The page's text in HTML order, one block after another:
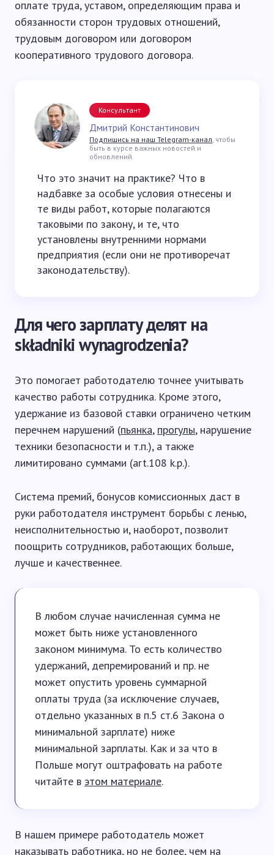
оплате труда, уставом, определяющим права и
обязанности сторон трудовых отношений,
трудовым договором или договором
кооперативного трудового договора.
Консультант
Дмитрий Константинович
Подпишись на наш Telegram-канал, чтобы
быть в курсе важных новостей и
обновлений.
Что это значит на практике? Что в
надбавке за особые условия отнесены и
те виды работ, которые полагаются
таковыми по закону, и те, что
установлены внутренними нормами
предприятия (если они не противоречат
законодательству).
Для чего зарплату делят на
składniki wynagrodzenia?
Это помогает работодателю точнее учитывать
качество работы сотрудника. Кроме этого,
удержание из базовой ставки ограничено четким
перечнем нарушений (пьянка, прогулы, нарушение
техники безопасности и т.п.), а также
лимитировано суммами (art.108 k.p.).
Система премий, бонусов комиссионных даст в
руки работодателя инструмент борьбы с ленью,
неисполнительностью и, наоборот, позволит
поощрить сотрудников, работающих больше,
лучше и качественнее.
В любом случае начисленная сумма не
может быть ниже установленного
законом минимума. То есть количество
удержаний, депремирований и пр. не
может опустить уровень суммарной
оплаты труда (за исключение случаев,
отдельно указанных в п.5 ст.6 Закона о
минимальной зарплате) ниже
минимальной зарплаты. Как и за что в
Польше могут оштрафовать на работе
читайте в этом материале.
В нашем примере работодатель может
наказывать работника, но не более, чем на